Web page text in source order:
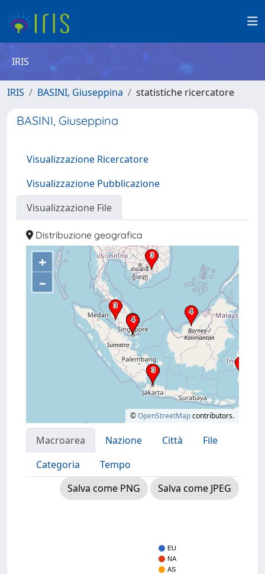
IRIS
IRIS BASINI, Giuseppina statistiche ricercatore
BASINI, Giuseppina
Visualizzazione Ricercatore
Visualizzazione Pubblicazione
Visualizzazione File
Distribuzione geografica
+
–
©OpenStreetMapcontributors.
Macroarea Nazione Città
File
Categoria
Tempo
Salva come PNG
Salva come JPEG
EU
NA
AS